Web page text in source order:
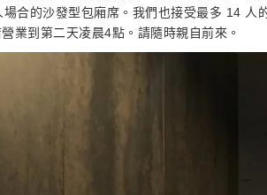
場合的沙發型包廂席。我們也接受最多 14
業到第二天凌晨4點。請隨時親自前來。